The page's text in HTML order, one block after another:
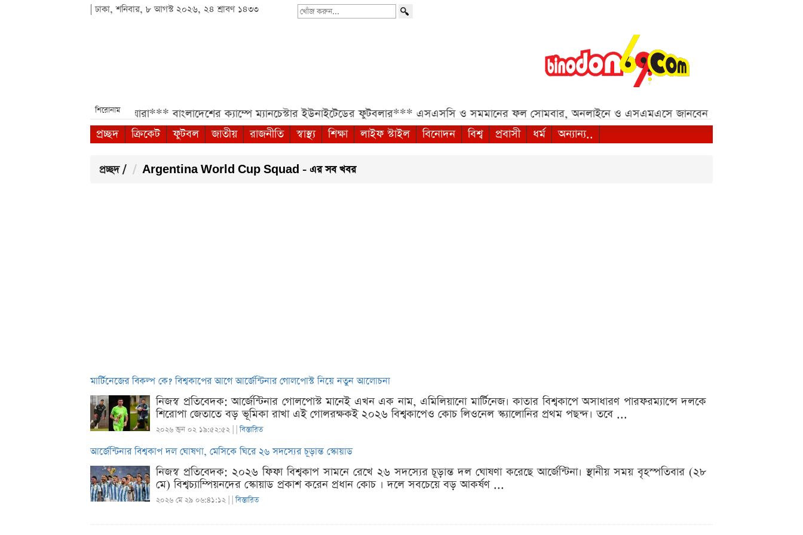
| ঢাকা, শনিবার, ৮ আগস্ট ২০২৬, ২৪ শ্রাবণ ১৪৩৩
খোঁজ
শিরোনাম
শুরু, অগ্রাধিকার পাবেন যারা*** বাংলাদেশের ক্যাম্পে ম্যানচেস্টার ইউনাইটেডের ফুটবলার*** এসএসসি ও সমমানের ফল সোমবার, অনলাইনে ও এসএমএসে জানবেন যেভাবে***
প্রচ্ছদ
ক্রিকেট ফুটবল জাতীয় রাজনীতি স্বাস্থ্য শিক্ষা লাইফ স্টাইল বিনোদন বিশ্ব প্রবাসী ধর্ম অন্যান্য..
প্রচ্ছদ / Argentina World Cup Squad - এর সব খবর
মার্টিনেজের বিকল্প কে? বিশ্বকাপের আগে আর্জেন্টিনার গোলপোস্ট নিয়ে নতুন আলোচনা
নিজস্ব প্রতিবেদক: আর্জেন্টিনার গোলপোস্ট মানেই এখন এক নাম, এমিলিয়ানো মার্টিনেজ। কাতার বিশ্বকাপে অসাধারণ পারফরম্যান্সে দলকে
শিরোপা জেতাতে বড় ভূমিকা রাখা এই গোলরক্ষকই ২০২৬ বিশ্বকাপেও কোচ লিওনেল স্ক্যালোনির প্রথম পছন্দ। তবে ...
২০২৬ জুন ০২ ১৯:৫২:৫২ | |বিস্তারিত
আর্জেন্টিনার বিশ্বকাপ দল ঘোষণা, মেসিকে ঘিরে ২৬ সদস্যের চূড়ান্ত স্কোয়াড
নিজস্ব প্রতিবেদক: ২০২৬ ফিফা বিশ্বকাপ সামনে রেখে ২৬ সদস্যের চূড়ান্ত দল ঘোষণা করেছে আর্জেন্টিনা। স্থানীয় সময় বৃহস্পতিবার (২৮
মে) বিশ্বচ্যাম্পিয়নদের স্কোয়াড প্রকাশ করেন প্রধান কোচ । দলে সবচেয়ে বড় আকর্ষণ ...
২০২৬ মে ২৯ ০৬:৪১:১২ | |বিস্তারিত